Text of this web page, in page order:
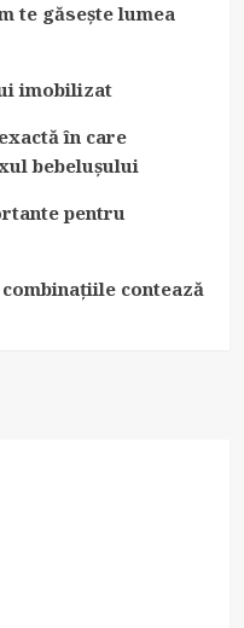
te găsește lumea
imobilizat
în care
bebelușului
pentru
contează